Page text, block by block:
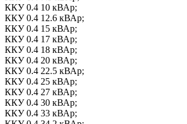
ККУ 0.4 10 кВАр;
ККУ 0.4 12.6 кВАр;
ККУ 0.4 15 кВАр;
ККУ 0.4 17 кВАр;
ККУ 0.4 18 кВАр;
ККУ 0.4 20 кВАр;
ККУ 0.4 22.5 кВАр;
ККУ 0.4 25 кВАр;
ККУ 0.4 27 кВАр;
ККУ 0.4 30 кВАр;
ККУ 0.4 33 кВАр;